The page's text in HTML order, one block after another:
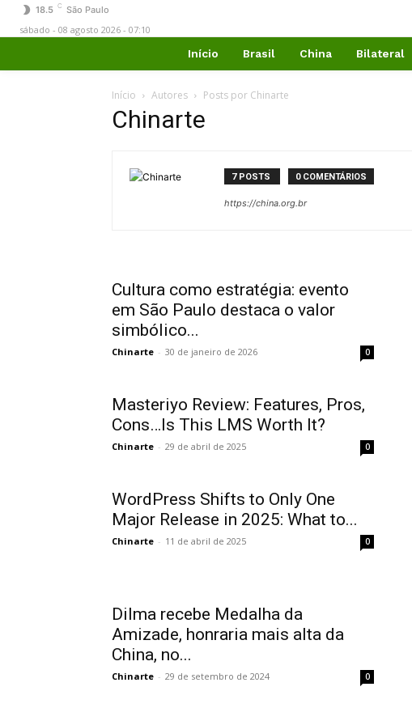
18.5 C São Paulo
sábado - 08 agosto 2026 - 07:10
Início Brasil China Bilateral
Início Autores Posts por Chinarte
Chinarte
7 POSTS 0 COMENTÁRIOS
https://china.org.br
Cultura como estratégia: evento
em São Paulo destaca o valor
simbólico...
Chinarte - 30 de janeiro de 2026 0
Masteriyo Review: Features, Pros,
Cons…Is This LMS Worth It?
Chinarte - 29 de abril de 2025 0
WordPress Shifts to Only One
Major Release in 2025: What to...
Chinarte - 11 de abril de 2025 0
Dilma recebe Medalha da
Amizade, honraria mais alta da
China, no...
Chinarte - 29 de setembro de 2024 0